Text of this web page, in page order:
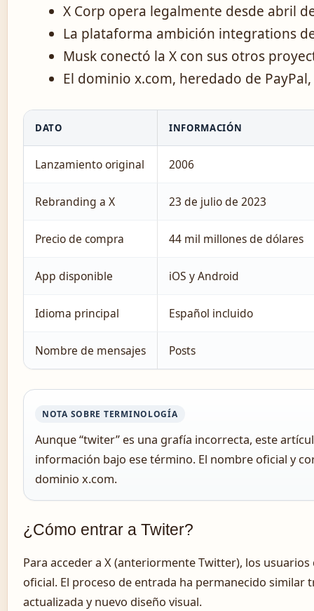
X Corp opera legalmente desde abril
La plataforma ambición integrations
Musk conectó la X con sus otros
El dominio x.com, heredado de
DATO INFORMACIÓN
Lanzamiento original 2006
Rebranding a X 23 de julio de 2023
Precio de compra 44 mil millones de dólares
App disponible iOS y Android
Idioma principal Español incluido
Nombre de mensajes Posts
NOTA SOBRE TERMINOLOGÍA
Aunque “twiter” es una grafía incorrecta, este
información bajo ese término. El nombre oficial y
dominio x.com.
¿Cómo entrar a Twiter?
Para acceder a X (anteriormente Twitter), los
oficial. El proceso de entrada ha permanecido
actualizada y nuevo diseño visual.